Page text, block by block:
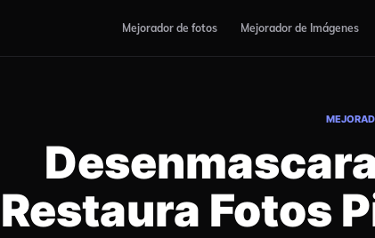
Mejorador de fotos Mejorador de Imágenes
Restaura Fotos